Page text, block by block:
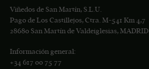
Viñedos de San Martín, S.L.U.
Pago de Los Castillejos, Ctra. M-541 Km 4,7
28680 San Martín de Valdeiglesias, MADRID
Información general:
+34 617 00 75 77